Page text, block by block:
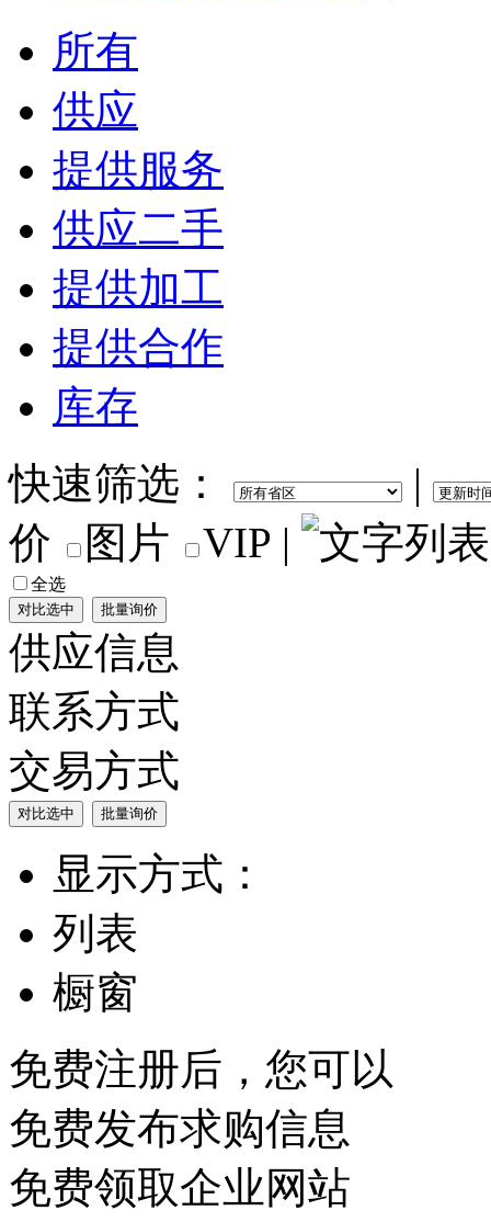
所有
供应
提供服务
供应二手
提供加工
提供合作
库存
快速筛选：
|
价
图片 VIP |
全选
供应信息
联系方式
交易方式
显示方式：
列表
橱窗
免费注册后，您可以
免费发布求购信息
免费领取企业网站